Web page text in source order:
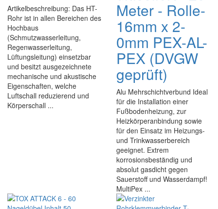
Artikelbeschreibung: Das HT-
Rohr ist in allen Bereichen des
Hochbaus
(Schmutzwasserleitung,
Regenwasserleitung,
Lüftungsleitung) einsetzbar
und besitzt ausgezeichnete
mechanische und akustische
Eigenschaften, welche
Luftschall reduzierend und
Körperschall ...
Meter - Rolle-
16mm x 2-
0mm PEX-AL-
PEX (DVGW
geprüft)
Alu Mehrschichtverbund Ideal
für die Installation einer
Fußbodenheizung, zur
Heizkörperanbindung sowie
für den Einsatz im Heizungs-
und Trinkwasserbereich
geeignet. Extrem
korrosionsbeständig und
absolut gasdicht gegen
Sauerstoff und Wasserdampf!
MultiPex ...